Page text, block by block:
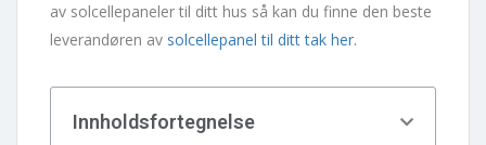
av solcellepaneler til ditt hus så kan du finne den beste
leverandøren av solcellepanel til ditt tak her.
Innholdsfortegnelse